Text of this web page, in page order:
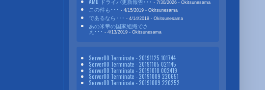
- 7/30/2026 - Okitsunesama
この件も･･･ - 4/15/2019 - Okitsunesama
であるなら･･･ - 4/14/2019 - Okitsunesama
あの米帝の国家組織でさ
え･･･ - 4/13/2019 - Okitsunesama
Server00 Terminate - 20191125 101744
Server00 Terminate - 20191105 021145
Server00 Terminate - 20191010 002419
Server00 Terminate - 20191009 220651
Server00 Terminate - 20191009 220252